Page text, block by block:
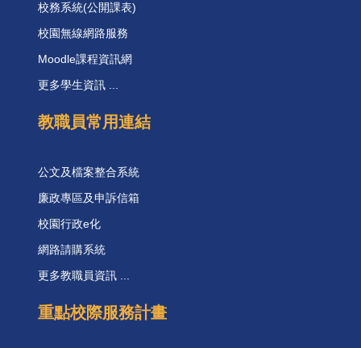
校務系統(公開課表)
校園無線網路服務
Moodle課程資訊網
更多學生資訊 ...
教職員常用連結
公文及檔案整合系統
廉政專區及申訴信箱
校園行政e化
網路請購系統
更多教職員資訊 ...
重點校際服務計畫